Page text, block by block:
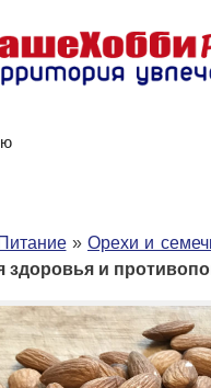
Питание» Орехи и
здоровья и